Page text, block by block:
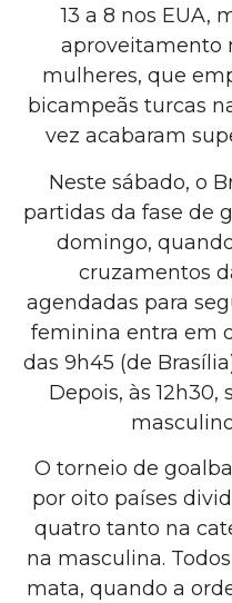
13 a 8 nos EUA,
aproveitamento
mulheres, que
bicampeãs turcas
vez acabaram
Neste sábado, o
partidas da fase de
domingo,
cruzamentos
agendadas para
feminina entra em
das 9h45 (de
Depois, às
O torneio de
por oito países
quatro tanto na
na masculina.
mata, quando a